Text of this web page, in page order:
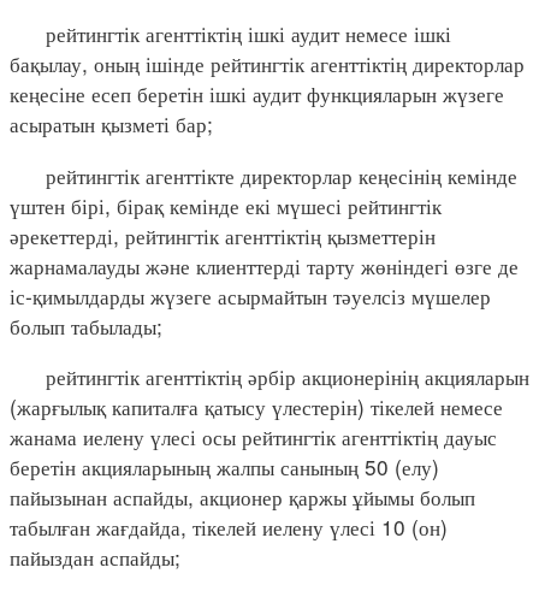
рейтингтік агенттіктің ішкі аудит немесе ішкі
бақылау, оның ішінде рейтингтік агенттіктің директорлар
кеңесіне есеп беретін ішкі аудит функцияларын жүзеге
асыратын қызметі бар;
рейтингтік агенттікте директорлар кеңесінің кемінде
үштен бірі, бірақ кемінде екі мүшесі рейтингтік
әрекеттерді, рейтингтік агенттіктің қызметтерін
жарнамалауды және клиенттерді тарту жөніндегі өзге де
іс-қимылдарды жүзеге асырмайтын тәуелсіз мүшелер
болып табылады;
рейтингтік агенттіктің әрбір акционерінің акцияларын
(жарғылық капиталға қатысу үлестерін) тікелей немесе
жанама иелену үлесі осы рейтингтік агенттіктің дауыс
беретін акцияларының жалпы санының 50 (елу)
пайызынан аспайды, акционер қаржы ұйымы болып
табылған жағдайда, тікелей иелену үлесі 10 (он)
пайыздан аспайды;